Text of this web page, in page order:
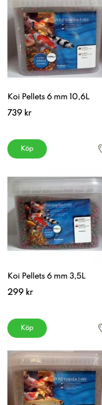
Koi Pellets 6 mm 10,6L
739 kr
Köp
Koi Pellets 6 mm 3,5L
299 kr
Köp